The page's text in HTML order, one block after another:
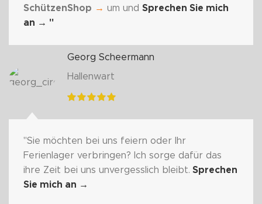
SchützenShop → um und Sprechen Sie mich
an → "
Georg Scheermann
Hallenwart
"Sie möchten bei uns feiern oder Ihr
Ferienlager verbringen? Ich sorge dafür das
ihre Zeit bei uns unvergesslich bleibt. Sprechen
Sie mich an →